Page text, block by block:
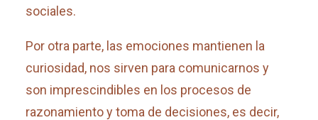
sociales.
Por otra parte, las emociones mantienen la
curiosidad, nos sirven para comunicarnos y
son imprescindibles en los procesos de
razonamiento y toma de decisiones, es decir,